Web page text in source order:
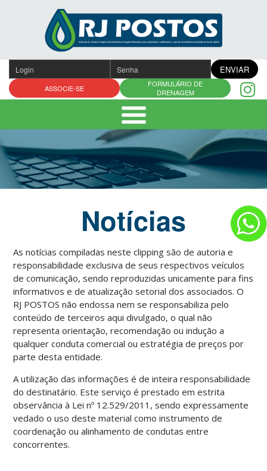
conteúdo
ENVIAR
ASSOCIE-SE
FORMULÁRIO DE
DRENAGEM
Notícias
As notícias compiladas neste clipping são de autoria e
responsabilidade exclusiva de seus respectivos veículos
de comunicação, sendo reproduzidas unicamente para fins
informativos e de atualização setorial dos associados. O
RJ POSTOS não endossa nem se responsabiliza pelo
conteúdo de terceiros aqui divulgado, o qual não
representa orientação, recomendação ou indução a
qualquer conduta comercial ou estratégia de preços por
parte desta entidade.
A utilização das informações é de inteira responsabilidade
do destinatário. Este serviço é prestado em estrita
observância à Lei nº 12.529/2011, sendo expressamente
vedado o uso deste material como instrumento de
coordenação ou alinhamento de condutas entre
concorrentes.